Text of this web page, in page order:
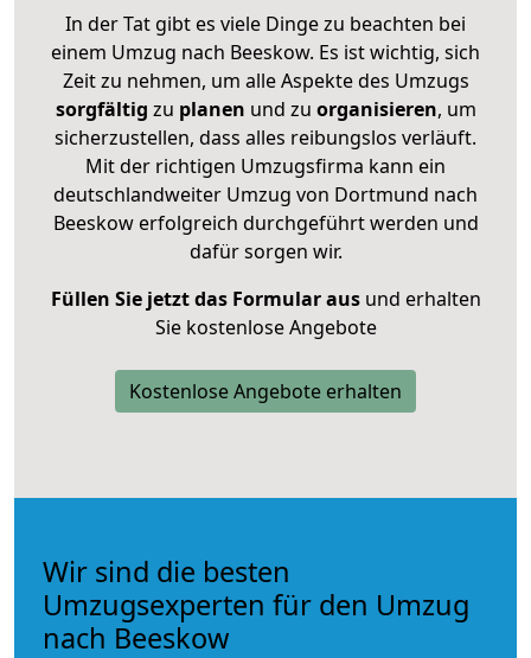
In der Tat gibt es viele Dinge zu beachten bei
einem Umzug nach Beeskow. Es ist wichtig, sich
Zeit zu nehmen, um alle Aspekte des Umzugs
sorgfältig zu planen und zu organisieren, um
sicherzustellen, dass alles reibungslos verläuft.
Mit der richtigen Umzugsfirma kann ein
deutschlandweiter Umzug von Dortmund nach
Beeskow erfolgreich durchgeführt werden und
dafür sorgen wir.
Füllen Sie jetzt das Formular ausund erhalten
Sie kostenlose Angebote
Kostenlose Angebote erhalten
Wir sind die besten
Umzugsexperten für den Umzug
nach Beeskow